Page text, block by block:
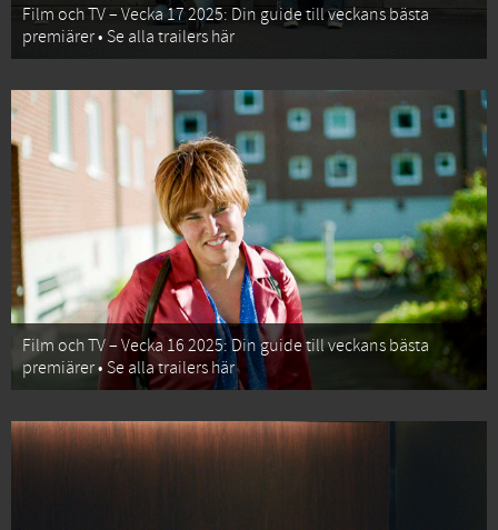
Film och TV – Vecka 17 2025: Din guide till veckans bästa
premiärer • Se alla trailers här
Film och TV – Vecka 16 2025: Din guide till veckans bästa
premiärer • Se alla trailers här